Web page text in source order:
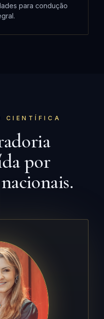
para condução
CIENTÍFICA
por